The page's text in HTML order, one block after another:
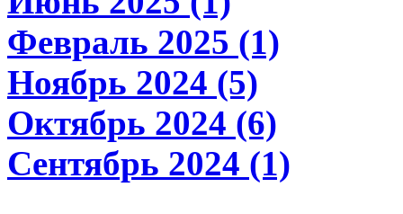
Февраль 2025 (1)
Ноябрь 2024 (5)
Октябрь 2024 (6)
Сентябрь 2024 (1)